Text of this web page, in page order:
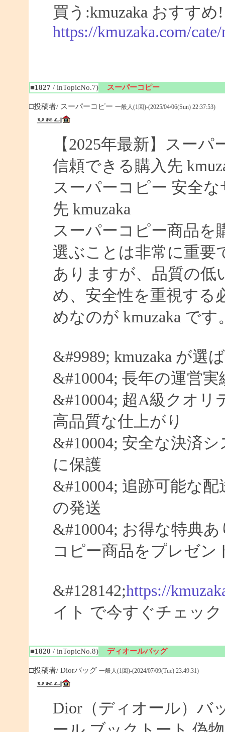
買う:kmuzaka おすすめ!
https://kmuzaka.com/
■1827 / inTopicNo.7) スーパーコピー
□投稿者/ スーパーコピー 一般人(1回)-(2025/04/06(Sun) 22:37:53)
【2025年最新】スー
信頼できる購入先
スーパーコピー 安全
先 kmuzaka
スーパーコピー商品を
選ぶことは非常に重要
ありますが、品質の低
め、安全性を重視する
めなのが kmuzaka です
&#9989; kmuzaka が選
&#10004; 長年の運営
&#10004; 超A級クオリ
高品質な仕上がり
&#10004; 安全な決済
に保護
&#10004; 追跡可能な
の発送
&#10004; お得な特典
コピー商品をプレゼン
&#128142;https://
イト で今すぐチェック
■1820 / inTopicNo.8) ディオールバッグ
□投稿者/ Diorバッグ 一般人(1回)-(2024/07/09(Tue) 23:49:31)
Dior（ディオール）バ